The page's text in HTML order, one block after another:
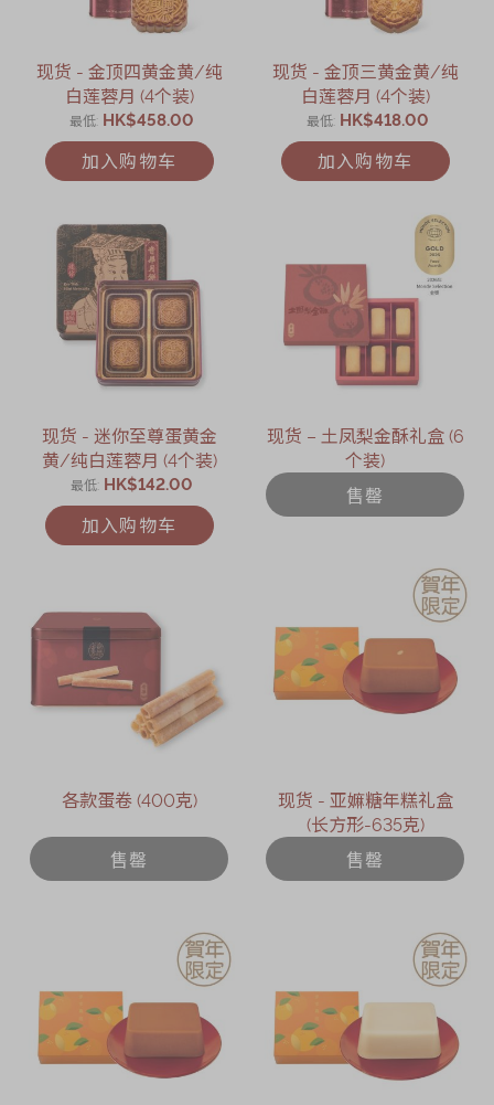
现货 - 金顶四黄金黄/纯
白莲蓉月 (4个装)
最低 HK$458.00
加入购物车
现货 - 金顶三黄金黄/纯
白莲蓉月 (4个装)
最低 HK$418.00
加入购物车
现货 - 迷你至尊蛋黄金
黄/纯白莲蓉月 (4个装)
最低 HK$142.00
加入购物车
现货 – 土凤梨金酥礼盒 (6
个装)
售罄
各款蛋卷 (400克)
售罄
现货 - 亚嫲糖年糕礼盒
(长方形-635克)
售罄